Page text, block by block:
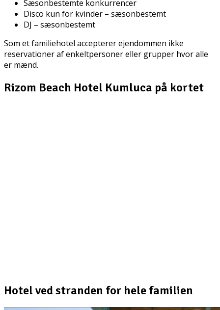
Sæsonbestemte konkurrencer
Disco kun for kvinder – sæsonbestemt
DJ – sæsonbestemt
Som et familiehotel accepterer ejendommen ikke
reservationer af enkeltpersoner eller grupper hvor alle
er mænd.
Rizom Beach Hotel Kumluca på kortet
Hotel ved stranden for hele familien